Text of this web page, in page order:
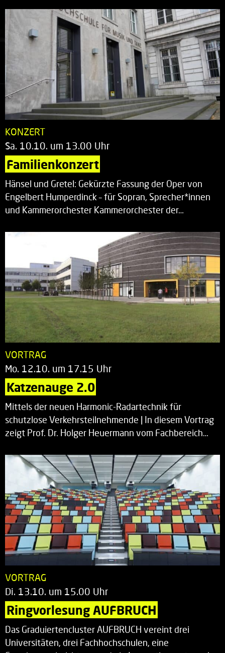
KONZERT
Sa. 10.10. um 13.00 Uhr
Familienkonzert
Hänsel und Gretel: Gekürzte Fassung der Oper von
Engelbert Humperdinck – für Sopran, Sprecher*innen
und Kammerorchester Kammerorchester der…
VORTRAG
Mo. 12.10. um 17.15 Uhr
Katzenauge 2.0
Mittels der neuen Harmonic-Radartechnik für
schutzlose Verkehrsteilnehmende | In diesem Vortrag
zeigt Prof. Dr. Holger Heuermann vom Fachbereich…
VORTRAG
Di. 13.10. um 15.00 Uhr
Ringvorlesung AUFBRUCH
Das Graduiertencluster AUFBRUCH vereint drei
Universitäten, drei Fachhochschulen, eine